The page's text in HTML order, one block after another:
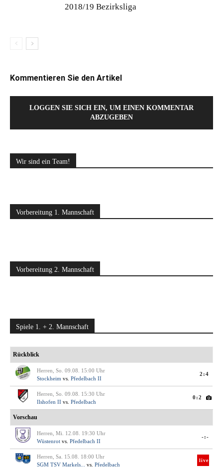
2018/19 Bezirksliga
Kommentieren Sie den Artikel
LOGGEN SIE SICH EIN, UM EINEN KOMMENTAR
ABZUGEBEN
Wir sind ein Team!
Vorbereitung 1. Mannschaft
Vorbereitung 2. Mannschaft
Spiele 1. + 2. Mannschaft
Rückblick
Herren, So. 09.08. 15:00 Uhr
Stockheim vs. Pfedelbach II
2:4
Herren, So. 09.08. 15:30 Uhr
Ilshofen II vs. Pfedelbach
0:2
Vorschau
Herren, Mi. 12.08. 19:30 Uhr
Wüstenrot vs. Pfedelbach II
-:-
Herren, Sa. 15.08. 18:00 Uhr
SGM TSV Markels...
vs. Pfedelbach
live